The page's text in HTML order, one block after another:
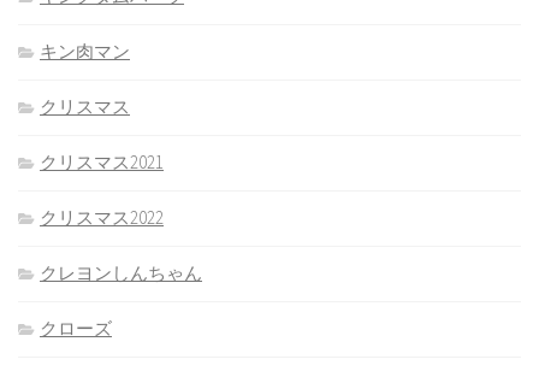
キン肉マン
クリスマス
クリスマス2021
クリスマス2022
クレヨンしんちゃん
クローズ